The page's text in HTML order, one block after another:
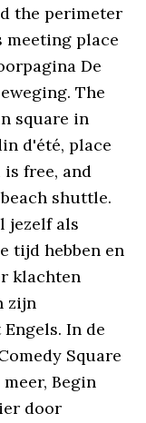
the perimeter
meeting place
De
The
square in
d'été, place
is free, and
shuttle.
jezelf als
tijd hebben en
klachten
zijn
In de
Square
Begin
door